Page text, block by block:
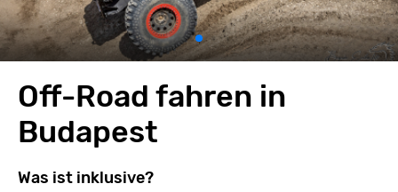
Off-Road fahren in
Budapest
Was ist inklusive?